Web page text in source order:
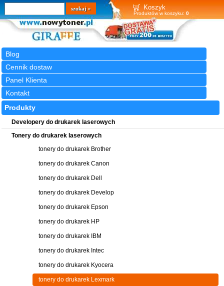
Koszyk
Produktów w koszyku: 0
Blog
Cennik dostaw
Panel Klienta
Kontakt
Wyszukiwarka
szukaj
Produkty
Developery do drukarek laserowych
Tonery do drukarek laserowych
tonery do drukarek Brother
tonery do drukarek Canon
tonery do drukarek Dell
tonery do drukarek Develop
tonery do drukarek Epson
tonery do drukarek HP
tonery do drukarek IBM
tonery do drukarek Intec
tonery do drukarek Kyocera
tonery do drukarek Lexmark